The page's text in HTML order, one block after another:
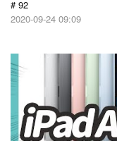
# 92
2020-09-24 09:09